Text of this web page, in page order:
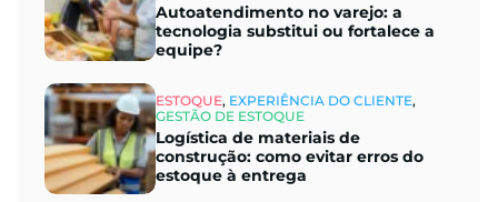
Autoatendimento no varejo: a
tecnologia substitui ou fortalece a
equipe?
ESTOQUE, EXPERIÊNCIA DO CLIENTE,
GESTÃO DE ESTOQUE
Logística de materiais de
construção: como evitar erros do
estoque à entrega